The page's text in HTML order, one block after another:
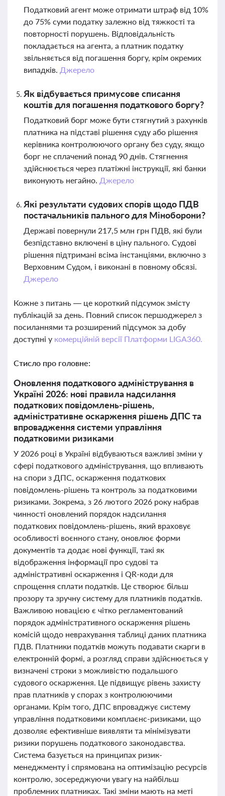
Податковий агент може отримати штраф від 10%
до 75% суми податку залежно від тяжкості та
повторності порушень. Відповідальність
покладається на агента, а платник податку
звільняється від погашення боргу, крім окремих
випадків. Джерело
Як відбувається примусове списання
коштів для погашення податкового боргу?
Податковий борг може бути стягнутий з рахунків
платника на підставі рішення суду або рішення
керівника контролюючого органу без суду, якщо
борг не сплачений понад 90 днів. Стягнення
здійснюється через платіжні інструкції, які банки
виконують негайно. Джерело
Які результати судових спорів щодо ПДВ
постачальників пального для Міноборони?
Державі повернули 217,5 млн грн ПДВ, які були
безпідставно включені в ціну пального. Судові
рішення підтримані всіма інстанціями, включно з
Верховним Судом, і виконані в повному обсязі.
Джерело
Кожне з питань — це короткий підсумок змісту
публікацій за день. Повний список першоджерел з
посиланнями та розширений підсумок за добу
доступні у комерційній версії Платформи LIGA360.
Стисло про головне:
Оновлення податкового адміністрування в
Україні 2026: нові правила надсилання
податкових повідомлень-рішень,
адміністративне оскарження рішень ДПС та
впровадження системи управління
податковими ризиками
У 2026 році в Україні відбуваються важливі зміни у
сфері податкового адміністрування, що впливають
на спори з ДПС, оскарження податкових
повідомлень-рішень та контроль за податковими
ризиками. Зокрема, з 26 лютого 2026 року набрав
чинності оновлений порядок надсилання
податкових повідомлень-рішень, який враховує
особливості воєнного стану, оновлює форми
документів та додає нові функції, такі як
відображення інформації про судові та
адміністративні оскарження і QR-коди для
спрощення сплати податків. Це створює більш
прозору та зручну систему для платників податків.
Важливою новацією є чітко регламентований
порядок адміністративного оскарження рішень
комісій щодо неврахування таблиці даних платника
ПДВ. Платники податків можуть подавати скарги в
електронній формі, а розгляд справи здійснюється у
визначені строки з можливістю подальшого
судового оскарження. Це підвищує рівень захисту
прав платників у спорах з контролюючими
органами. Крім того, ДПС впроваджує систему
управління податковими комплаєнс-ризиками, що
дозволяє ефективніше виявляти та мінімізувати
ризики порушень податкового законодавства.
Система базується на принципах ризик-
менеджменту і спрямована на оптимізацію ресурсів
контролю, зосереджуючи увагу на найбільш
проблемних платниках. Такі зміни мають на меті